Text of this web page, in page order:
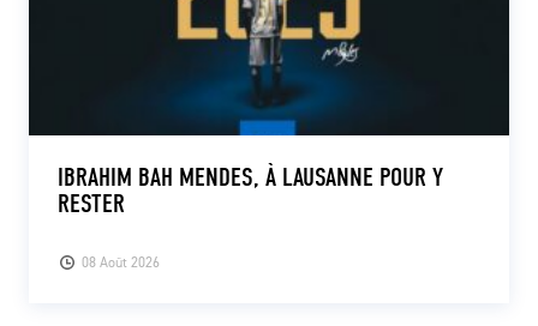
08 Août 2026
IBRAHIM BAH MENDES, À LAUSANNE POUR Y
RESTER